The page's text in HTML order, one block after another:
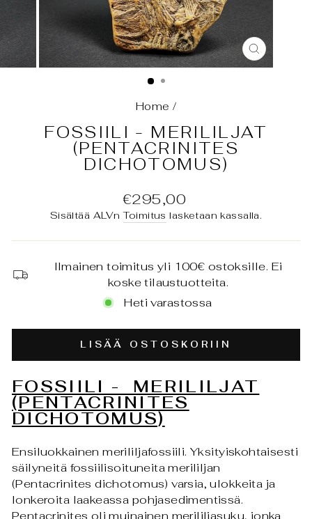
SULJE
(ESC)
Home /
FOSSIILI - MERILILJAT
(PENTACRINITES
DICHOTOMUS)
Normaali
hinta
€295,00
Sisältää ALVnToimitus lasketaan kassalla.
Ilmainen toimitus yli 100€ ostoksille. Ei
koske tilaustuotteita.
Heti varastossa
LISÄÄ OSTOSKORIIN
FOSSIILI - MERILILJAT
(PENTACRINITES
DICHOTOMUS)
Ensiluokkainen merililjafossiili. Yksityiskohtaisesti
säilyneitä fossiilisoituneita merililjan
(Pentacrinites dichotomus) varsia, ulokkeita ja
lonkeroita laakeassa pohjasedimentissä.
Pentacrinites oli muinainen merililjasuku, jonka